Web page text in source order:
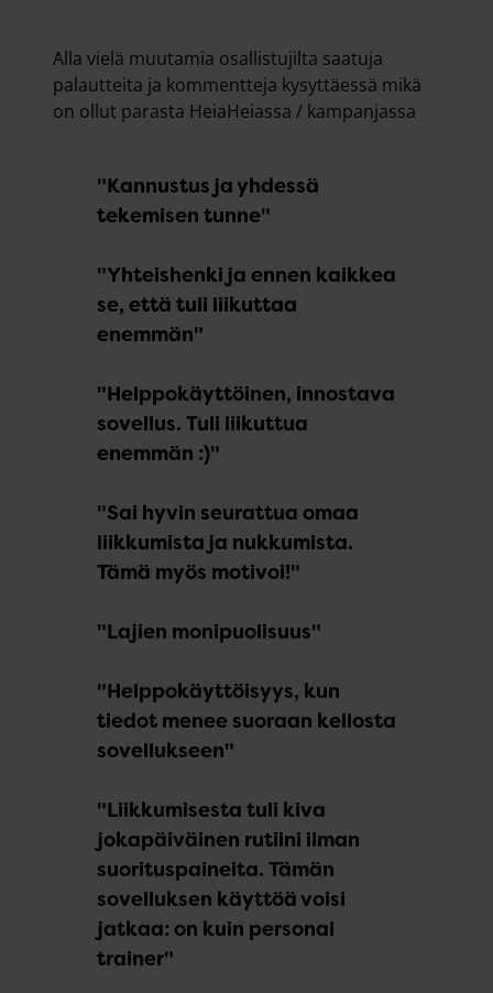
Alla vielä muutamia osallistujilta saatuja
palautteita ja kommentteja kysyttäessä mikä
on ollut parasta HeiaHeiassa / kampanjassa
"Kannustus ja yhdessä
tekemisen tunne"
"Yhteishenki ja ennen kaikkea
se, että tuli liikuttaa
enemmän"
"Helppokäyttöinen, innostava
sovellus. Tuli liikuttua
enemmän :)"
"Sai hyvin seurattua omaa
liikkumista ja nukkumista.
Tämä myös motivoi!"
"Lajien monipuolisuus"
"Helppokäyttöisyys, kun
tiedot menee suoraan kellosta
sovellukseen"
"Liikkumisesta tuli kiva
jokapäiväinen rutiini ilman
suorituspaineita. Tämän
sovelluksen käyttöä voisi
jatkaa: on kuin personal
trainer"